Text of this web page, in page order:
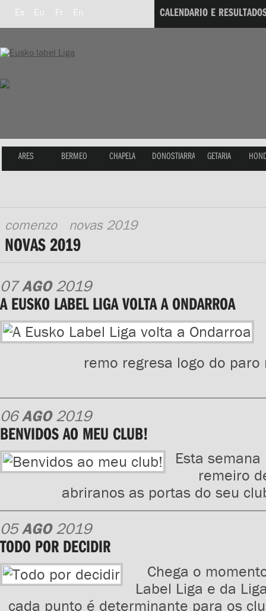
Es Eu Fr En CALENDARIO E
ARES BERMEO CHAPELA DONOSTIARRA GETARIA
comenzo novas 2019
NOVAS 2019
07AGO2019
A EUSKO LABEL LIGA VOLTA A ONDARROA
remo regresa logo do paro
06AGO2019
BENVIDOS AO MEU CLUB!
Esta
remeiro
abriranos as portas do seu
05AGO2019
TODO POR DECIDIR
Chega o
Label Liga e da
cada punto é determinante para os